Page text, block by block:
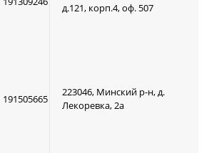
д.121, корп.4, оф. 507
191505665
223046, Минский р-н, д.
Лекоревка, 2а